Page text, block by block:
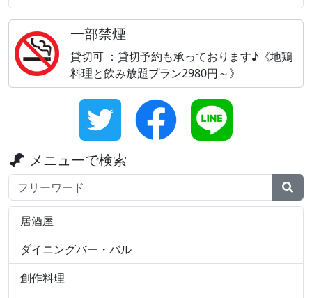
一部禁煙
貸切可 ：貸切予約も承っております♪《地鶏
料理と飲み放題プラン2980円～》
メニューで検索
検索ワード
居酒屋
ダイニングバー・バル
創作料理